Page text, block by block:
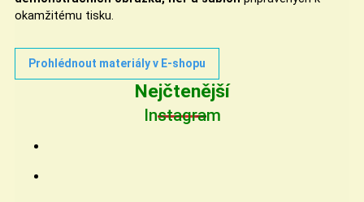
okamžitému tisku.
Prohlédnout materiály v E-shopu
Nejčtenější
Instagram